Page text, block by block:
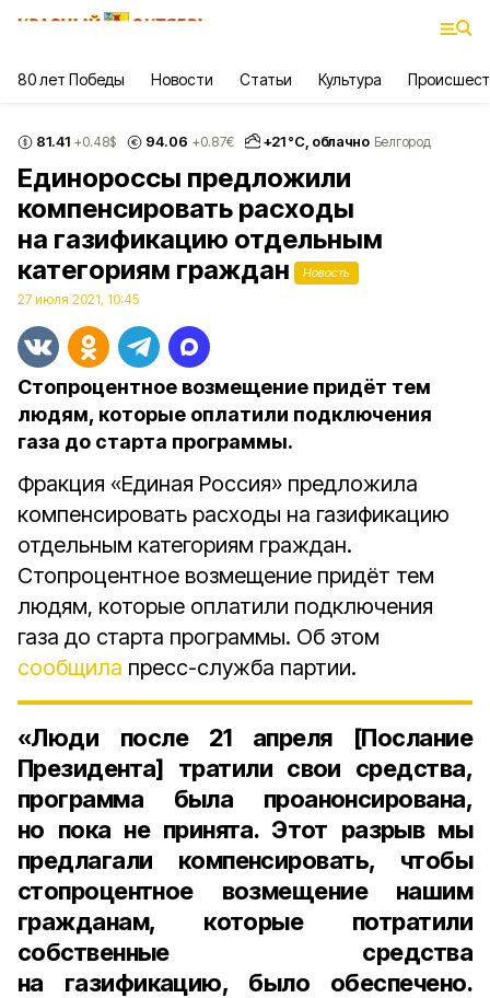
80 лет Победы Новости Статьи Культура
81.41 +0.48$ 94.06 +0.87€ +21°С, облачно Белгород
Единороссы предложили
компенсировать расходы
на газификацию отдельным
категориям граждан
Новость
27 июля 2021, 10:45
Стопроцентное возмещение придёт тем
людям, которые оплатили подключения
газа до старта программы.
Фракция «Единая Россия» предложила
компенсировать расходы на газификацию
отдельным категориям граждан.
Стопроцентное возмещение придёт тем
людям, которые оплатили подключения
газа до старта программы. Об этом
сообщила пресс-служба партии.
«Люди после 21 апреля[Послание
Президента] тратили свои средства,
программа была проанонсирована,
но пока не принята. Этот разрыв мы
предлагали компенсировать, чтобы
стопроцентное возмещение нашим
гражданам, которые потратили
собственные средства
на газификацию, было обеспечено.